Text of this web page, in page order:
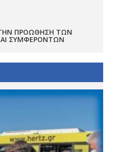
ΤΗΝ ΠΡΟΏΘΗΣΗ ΤΩΝ
ΣΥΜΦΕΡΌΝΤΩΝ